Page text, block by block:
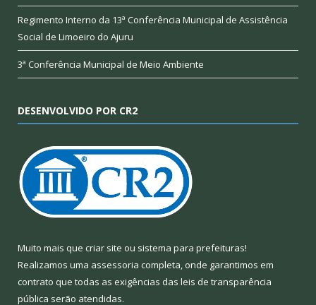
Regimento Interno da 13ª Conferência Municipal de Assistência
Social de Limoeiro do Ajuru
3ª Conferência Municipal de Meio Ambiente
DESENVOLVIDO POR CR2
Muito mais que criar site ou sistema para prefeituras!
Realizamos uma assessoria completa, onde garantimos em
contrato que todas as exigências das leis de transparência
pública serão atendidas.